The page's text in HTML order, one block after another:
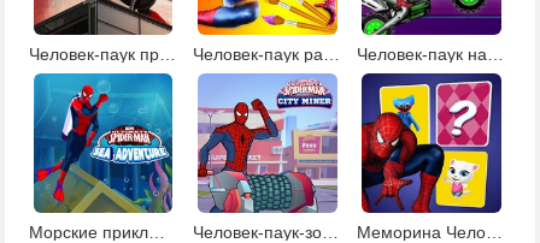
Человек-паук против роботов
Морские приключения Человека-паука Человек-паук-золотоискатель Меморина Человека-паука